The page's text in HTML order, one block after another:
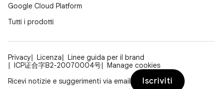
Google Cloud Platform
Tutti i prodotti
Privacy Licenza
Linee guida per il brand
ICP证合字B2-20070004号
Manage cookies
Ricevi notizie e suggerimenti via email
Iscriviti